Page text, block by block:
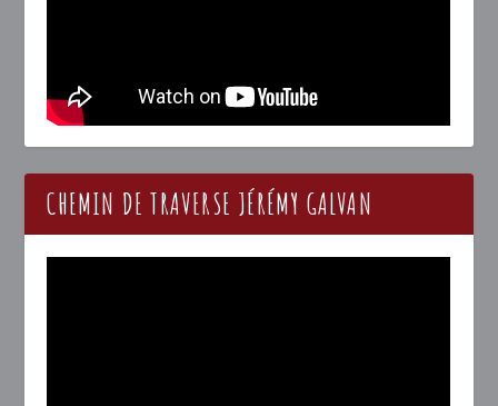
CHEMIN DE TRAVERSE JÉRÉMY GALVAN